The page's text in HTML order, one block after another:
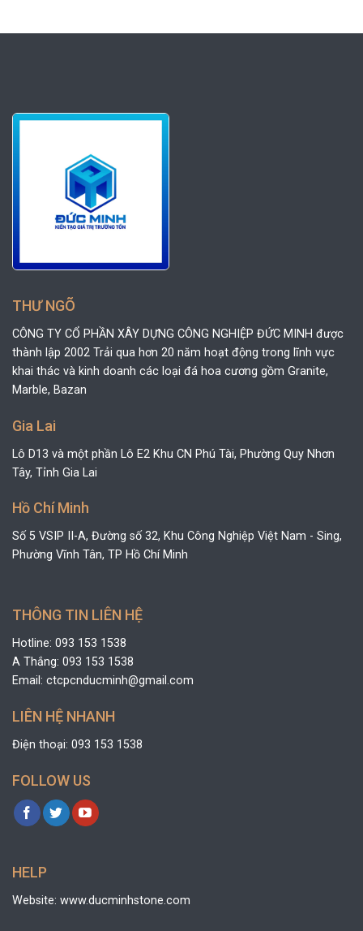
THƯ NGÕ
CÔNG TY CỔ PHẦN XÂY DỰNG CÔNG NGHIỆP ĐỨC MINH được
thành lập 2002 Trải qua hơn 20 năm hoạt động trong lĩnh vực
khai thác và kinh doanh các loại đá hoa cương gồm Granite,
Marble, Bazan
Gia Lai
Lô D13 và một phần Lô E2 Khu CN Phú Tài, Phường Quy Nhơn
Tây, Tỉnh Gia Lai
Hồ Chí Minh
Số 5 VSIP II-A, Đường số 32, Khu Công Nghiệp Việt Nam - Sing,
Phường Vĩnh Tân, TP Hồ Chí Minh
THÔNG TIN LIÊN HỆ
Hotline: 093 153 1538
A Thắng: 093 153 1538
Email: ctcpcnducminh@gmail.com
LIÊN HỆ NHANH
Điện thoại: 093 153 1538
FOLLOW US
HELP
Website: www.ducminhstone.com